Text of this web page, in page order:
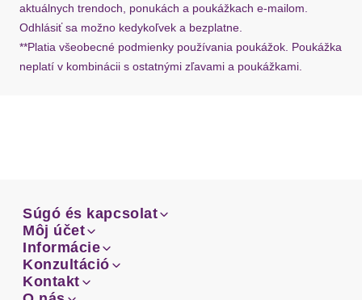
aktuálnych trendoch, ponukách a poukážkach e-mailom.
Odhlásiť sa možno kedykoľvek a bezplatne.
**Platia všeobecné podmienky používania poukážok. Poukážka
neplatí v kombinácii s ostatnými zľavami a poukážkami.
Súgó és kapcsolat
Email
Facebook
Súgó és kapcsolat
Email
Facebook
Môj účet
Prehľad objednávok
Môj účet
Prehľad objednávok
Informácie
Doprava
Informácie
Doprava
Konzultáció
Sprievodca-veľkosťami
Konzultáció
Kontakt
Kontakt